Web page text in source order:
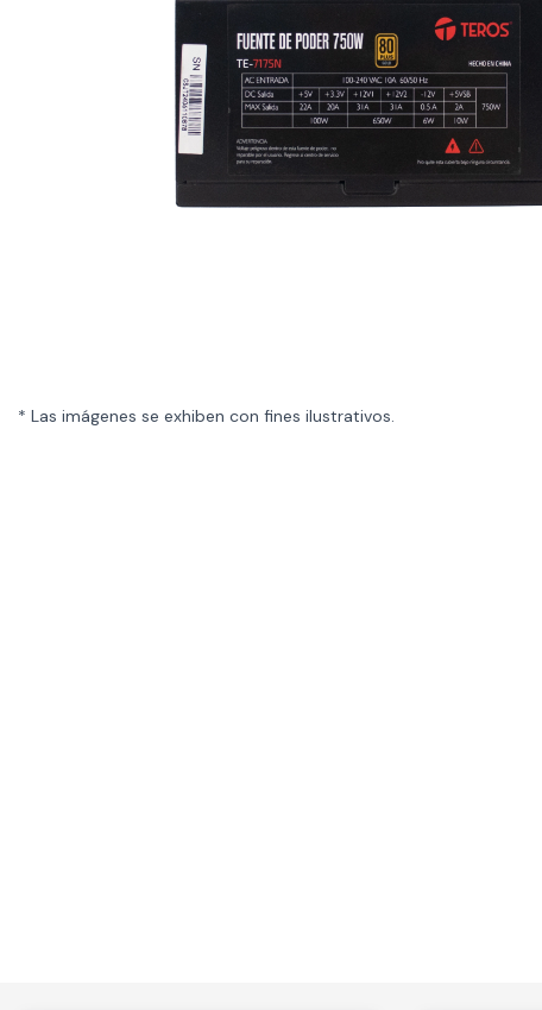
* Las imágenes se exhiben con fines ilustrativos.